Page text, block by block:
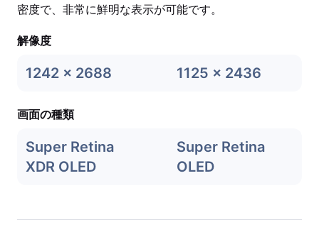
密度で、非常に鮮明な表示が可能です。
解像度
1242 x 2688 1125 x 2436
画面の種類
Super Retina
XDR OLED
Super Retina
OLED